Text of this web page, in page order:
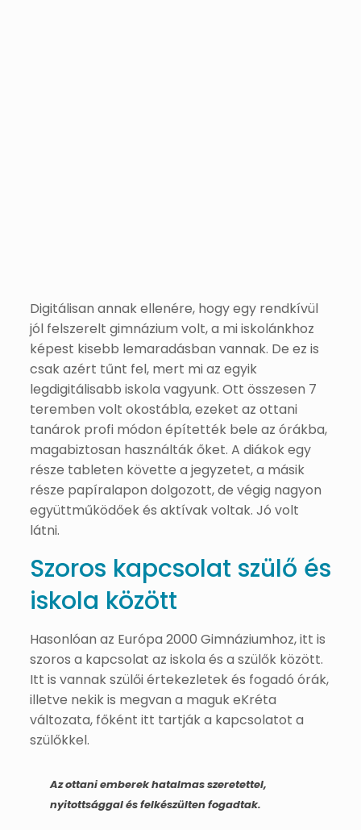
Digitálisan annak ellenére, hogy egy rendkívül
jól felszerelt gimnázium volt, a mi iskolánkhoz
képest kisebb lemaradásban vannak. De ez is
csak azért tűnt fel, mert mi az egyik
legdigitálisabb iskola vagyunk. Ott összesen 7
teremben volt okostábla, ezeket az ottani
tanárok profi módon építették bele az órákba,
magabiztosan használták őket. A diákok egy
része tableten követte a jegyzetet, a másik
része papíralapon dolgozott, de végig nagyon
együttműködőek és aktívak voltak. Jó volt
látni.
Szoros kapcsolat szülő és
iskola között
Hasonlóan az Európa 2000 Gimnáziumhoz, itt is
szoros a kapcsolat az iskola és a szülők között.
Itt is vannak szülői értekezletek és fogadó órák,
illetve nekik is megvan a maguk eKréta
változata, főként itt tartják a kapcsolatot a
szülőkkel.
Az ottani emberek hatalmas szeretettel,
nyitottsággal és felkészülten fogadtak.